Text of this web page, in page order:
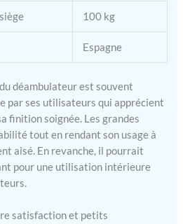
portes et de votre véhicule
sont bien adaptées
100 kg
Espagne
déambulateur est souvent
par ses utilisateurs qui apprécient
finition soignée. Les grandes
tout en rendant son usage à
aisé. En revanche, il pourrait
pour une utilisation intérieure
satisfaction et petits